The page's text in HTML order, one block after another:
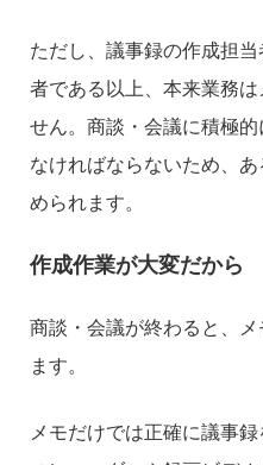
ただし、議事録の作成担
者である以上、本来業務
せん。商談・会議に積極
なければならないため、
められます。
作成作業が大変だから
商談・会議が終わると、
ます。
メモだけでは正確に議事